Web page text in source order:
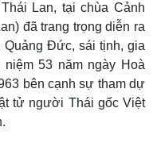
Lan, tại chùa Cảnh
đã trang trọng diễn ra
Đức, sái tịnh, gia
53 năm ngày Hoà
bên cạnh sự tham dự
tử người Thái gốc Việt